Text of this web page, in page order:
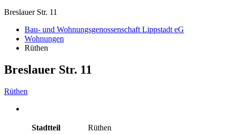
Breslauer Str. 11
Bau- und Wohnungsgenossenschaft Lippstadt eG
Wohnungen
Rüthen
Breslauer Str. 11
Rüthen
Stadtteil
Rüthen